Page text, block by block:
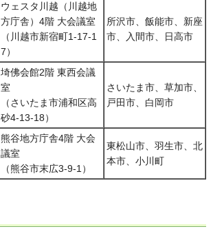
ウェスタ川越（川越地
方庁舎）4階 大会議室
（川越市新宿町1-17-1
7）
所沢市、飯能市、新座
市、入間市、日高市
埼佛会館2階 東西会議
室
（さいたま市浦和区高
砂4-13-18）
さいたま市、草加市、
戸田市、白岡市
熊谷地方庁舎4階 大会
議室
（熊谷市末広3-9-1）
東松山市、羽生市、北
本市、小川町